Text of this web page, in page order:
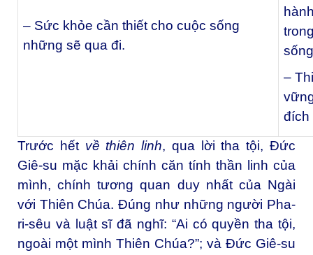
– Sức khỏe cần thiết cho cuộc sống
những sẽ qua đi.
–
đích
Trước hết về thiên linh, qua lời tha tội, Đức
Giê-su mặc khải chính căn tính thần linh của
mình, chính tương quan duy nhất của Ngài
với Thiên Chúa. Đúng như những người Pha-
ri-sêu và luật sĩ đã nghĩ: “Ai có quyền tha tội,
ngoài một mình Thiên Chúa?”; và Đức Giê-su